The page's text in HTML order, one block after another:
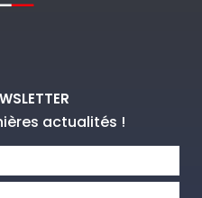
actualités !